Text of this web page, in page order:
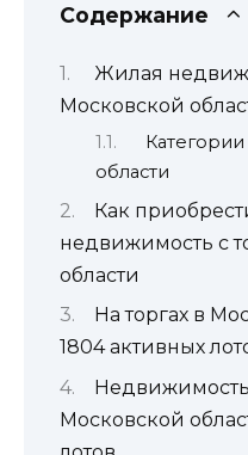
Содержание
Жилая
Московской
области
Как
недвижимость с
области
На торгах в
1804 активных
Недвижимость
Московской